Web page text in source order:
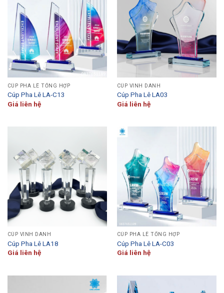
CÚP PHA LÊ TỔNG HỢP
Cúp Pha Lê LA-C13
Giá liên hệ
CÚP VINH DANH
Cúp Pha Lê LA03
Giá liên hệ
CÚP VINH DANH
Cúp Pha Lê LA18
Giá liên hệ
CÚP PHA LÊ TỔNG HỢP
Cúp Pha Lê LA-C03
Giá liên hệ